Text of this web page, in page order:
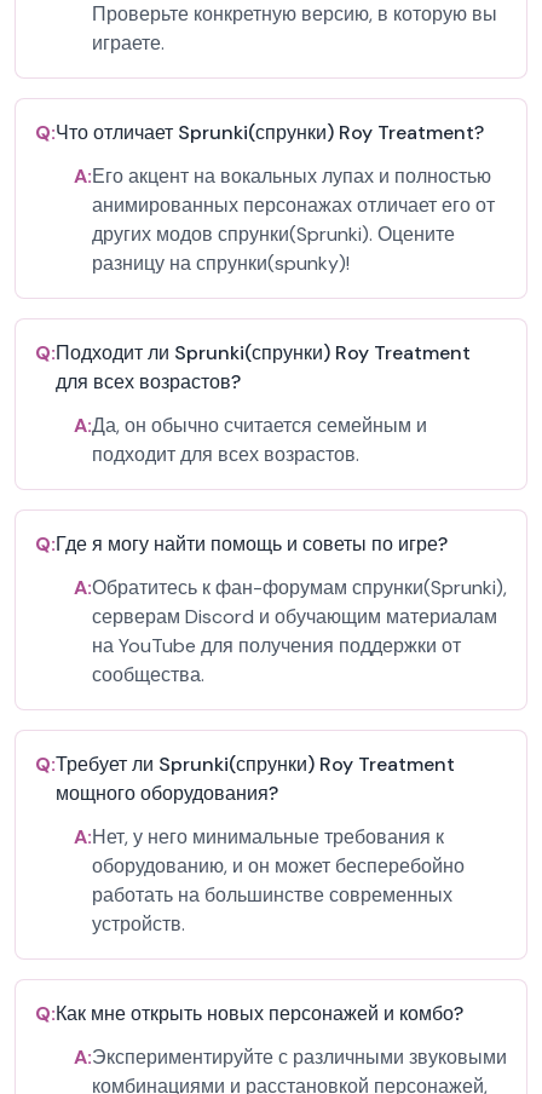
Проверьте конкретную версию, в которую вы
играете.
Q:Что отличает Sprunki(спрунки) Roy Treatment?
A:Его акцент на вокальных лупах и полностью
анимированных персонажах отличает его от
других модов спрунки(Sprunki). Оцените
разницу на спрунки(spunky)!
Q:Подходит ли Sprunki(спрунки) Roy Treatment
для всех возрастов?
A:Да, он обычно считается семейным и
подходит для всех возрастов.
Q:Где я могу найти помощь и советы по игре?
A:Обратитесь к фан-форумам спрунки(Sprunki),
серверам Discord и обучающим материалам
на YouTube для получения поддержки от
сообщества.
Q:Требует ли Sprunki(спрунки) Roy Treatment
мощного оборудования?
A:Нет, у него минимальные требования к
оборудованию, и он может бесперебойно
работать на большинстве современных
устройств.
Q:Как мне открыть новых персонажей и комбо?
A:Экспериментируйте с различными звуковыми
комбинациями и расстановкой персонажей,